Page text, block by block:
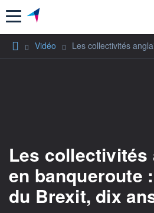
Menu
Vidéo Les collectivités
Les collectivités
en banqueroute
du Brexit, dix